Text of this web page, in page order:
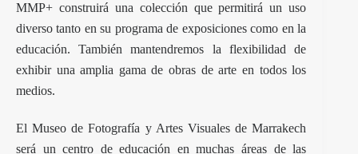
MMP+ construirá una colección que permitirá un uso
diverso tanto en su programa de exposiciones como en la
educación. También mantendremos la flexibilidad de
exhibir una amplia gama de obras de arte en todos los
medios.
El Museo de Fotografía y Artes Visuales de Marrakech
será un centro de educación en muchas áreas de las